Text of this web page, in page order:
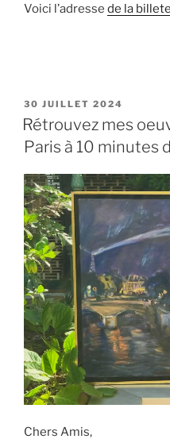
Voici l’adresse de la
PUBLIÉ
LE
30 JUILLET 2024
Rétrouvez mes
Paris à 10 minutes
Chers Amis,